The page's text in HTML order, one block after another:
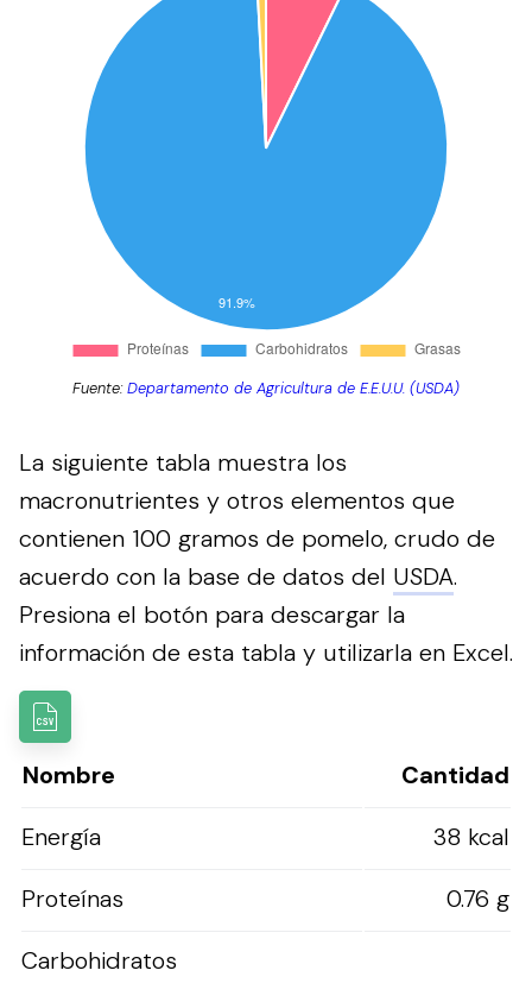
Fuente:Departamento de Agricultura de E.E.U.U. (USDA)
La siguiente tabla muestra los
macronutrientes y otros elementos que
contienen 100 gramos de pomelo, crudo de
acuerdo con la base de datos del USDA.
Presiona el botón para descargar la
información de esta tabla y utilizarla en Excel.
Nombre
Cantidad
Energía
38 kcal
Proteínas
0.76 g
Carbohidratos